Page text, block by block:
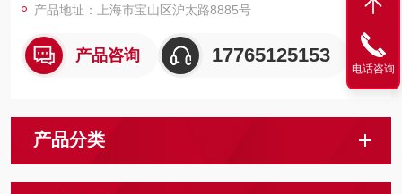
产品地址：上海市宝山区沪太路8885号
产品咨询 17765125153
产品分类
电话咨询